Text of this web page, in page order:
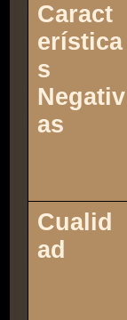
Caract
erística
s
Negativ
as
Cualid
ad